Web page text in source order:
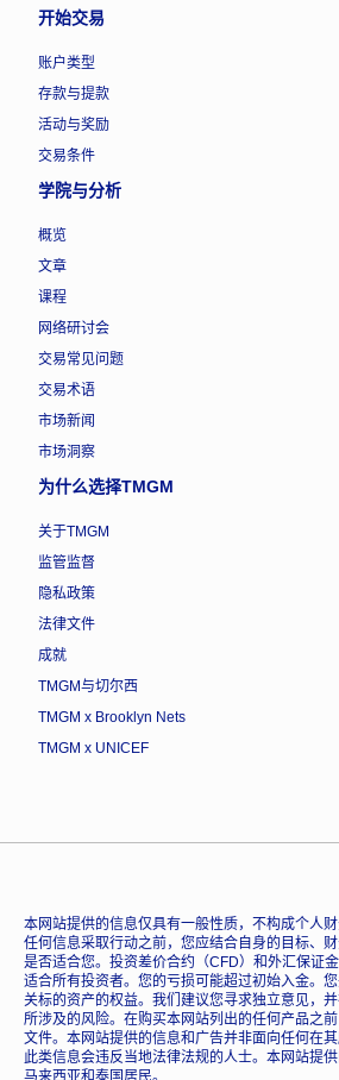
开始交易
账户类型
存款与提款
活动与奖励
交易条件
学院与分析
概览
文章
课程
网络研讨会
交易常见问题
交易术语
市场新闻
市场洞察
为什么选择TMGM
关于TMGM
监管监督
隐私政策
法律文件
成就
TMGM与切尔西
TMGM x Brooklyn Nets
TMGM x UNICEF
本网站提供的信息仅具有一般性质，不构成个人
任何信息采取行动之前，您应结合自身的目标、
是否适合您。投资差价合约（CFD）和外汇保证
适合所有投资者。您的亏损可能超过初始入金。
关标的资产的权益。我们建议您寻求独立意见，
所涉及的风险。在购买本网站列出的任何产品之
文件。本网站提供的信息和广告并非面向任何在
此类信息会违反当地法律法规的人士。本网站提
马来西亚和泰国居民。